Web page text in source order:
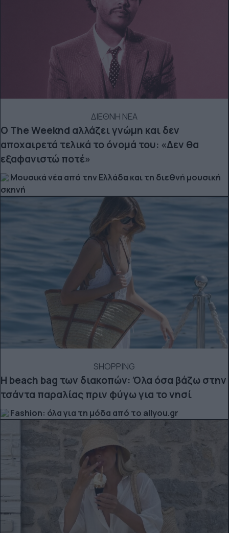
ΔΙΕΘΝΗ ΝΕΑ
Ο The Weeknd αλλάζει γνώμη και δεν
αποχαιρετά τελικά το όνομά του: «Δεν θα
εξαφανιστώ ποτέ»
Μουσικά νέα από την Ελλάδα και τη διεθνή μουσική
σκηνή
SHOPPING
Η beach bag των διακοπών: Όλα όσα βάζω στην
τσάντα παραλίας πριν φύγω για το νησί
Fashion: όλα για τη μόδα από το allyou.gr